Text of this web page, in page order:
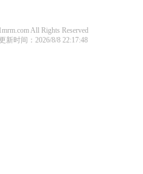
All Rights Reserved
更新时间：2026/8/8 22:17:48